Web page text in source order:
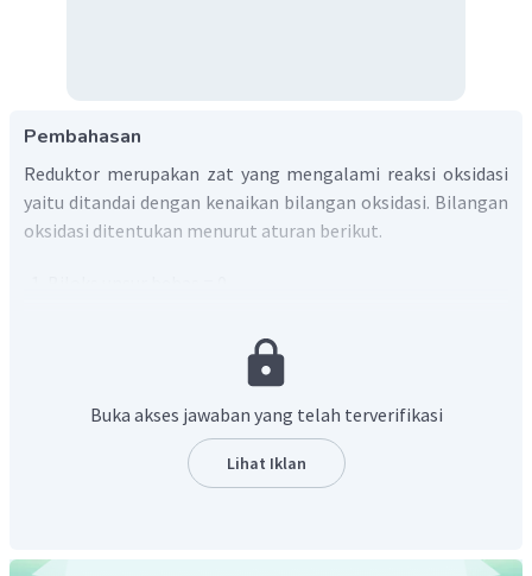
Pembahasan
Reduktor merupakan zat yang mengalami reaksi oksidasi
yaitu ditandai dengan kenaikan bilangan oksidasi. Bilangan
oksidasi ditentukan menurut aturan berikut.
= +3, H = +1 (kecuali pada hidrida logam, biloks H =
-1), F = -1, O = -2 (kecuali pada peroksida, biloks O = -1
Jumlah biloks ion = muatannya
Jumlah biloks pada senyawa netral = 0
Buka akses jawaban yang telah terverifikasi
Lihat Iklan